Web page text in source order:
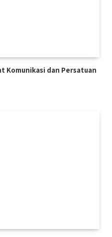
Komunikasi dan Persatuan